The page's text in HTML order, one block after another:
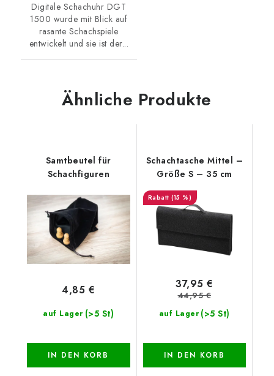
Digitale Schachuhr DGT
1500 wurde mit Blick auf
rasante Schachspiele
entwickelt und sie ist der...
Ähnliche Produkte
Samtbeutel für
Schachfiguren
auf Lager (>5 St)
4,85 €
IN DEN KORB
Schachtasche Mittel –
Größe S – 35 cm
(15 %)
auf Lager (>5 St)
37,95 €
44,95 €
IN DEN KORB